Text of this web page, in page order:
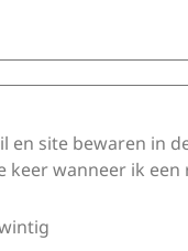
en site bewaren in
keer wanneer ik een